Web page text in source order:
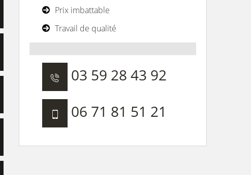
Prix imbattable
Travail de qualité
03 59 28 43 92
06 71 81 51 21